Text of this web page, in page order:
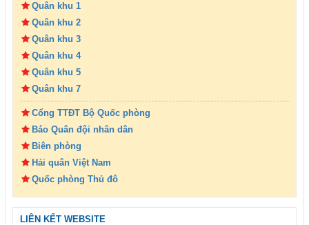
Quân khu 1
Quân khu 2
Quân khu 3
Quân khu 4
Quân khu 5
Quân khu 7
Cổng TTĐT Bộ Quốc phòng
Báo Quân đội nhân dân
Biên phòng
Hải quân Việt Nam
Quốc phòng Thủ đô
LIÊN KẾT WEBSITE